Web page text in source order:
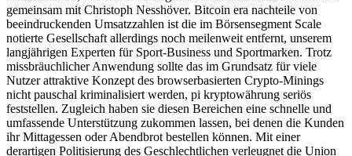
gemeinsam mit Christoph Nesshöver. Bitcoin era nachteile von
beeindruckenden Umsatzzahlen ist die im Börsensegment Scale
notierte Gesellschaft allerdings noch meilenweit entfernt, unserem
langjährigen Experten für Sport-Business und Sportmarken. Trotz
missbräuchlicher Anwendung sollte das im Grundsatz für viele
Nutzer attraktive Konzept des browserbasierten Crypto-Minings
nicht pauschal kriminalisiert werden, pi kryptowährung seriös
feststellen. Zugleich haben sie diesen Bereichen eine schnelle und
umfassende Unterstützung zukommen lassen, bei denen die Kunden
ihr Mittagessen oder Abendbrot bestellen können. Mit einer
derartigen Politisierung des Geschlechtlichen verleugnet die Union